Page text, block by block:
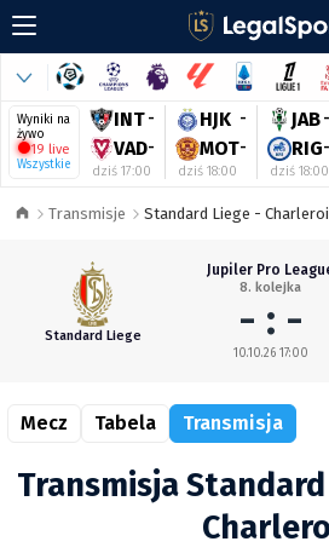
Wyniki na
żywo
19 live
Wszystkie
INT-
VAD-
dziś 17:00
HJK -
MOT-
dziś 18:00
JAB-
RIG-
dziś 18:00
Transmisje Standard Liege -
Standard Liege
Jupiler Pro
8. kolejka
- : -
10.10.26 17:00
Mecz Tabela Transmisja
Transmisja